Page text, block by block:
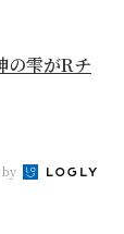
の雫がRチ